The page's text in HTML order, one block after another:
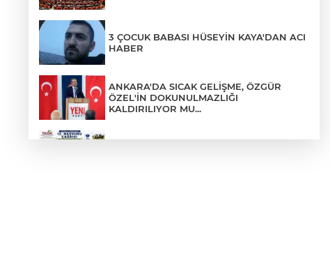
3 ÇOCUK BABASI HÜSEYİN KAYA'DAN ACI
HABER
ANKARA'DA SICAK GELİŞME, ÖZGÜR
ÖZEL'İN DOKUNULMAZLIĞI
KALDIRILIYOR MU...